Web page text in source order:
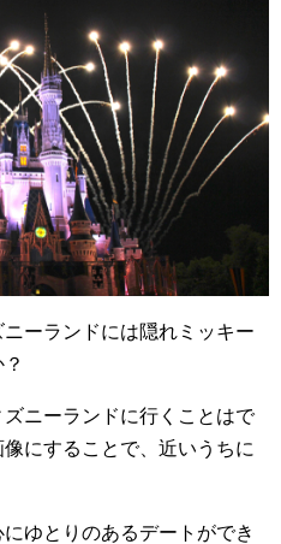
ーランドには隠れミッキー
ニーランドに行くことはで
にすることで、近いうちに
ゆとりのあるデートができ